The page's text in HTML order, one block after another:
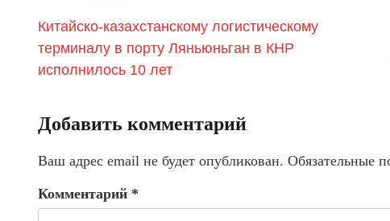
Китайско-казахстанскому логистическому
терминалу в порту Ляньюньган в КНР
исполнилось 10 лет
Добавить комментарий
Ваш адрес email не будет опубликован. Обязательные
Комментарий *